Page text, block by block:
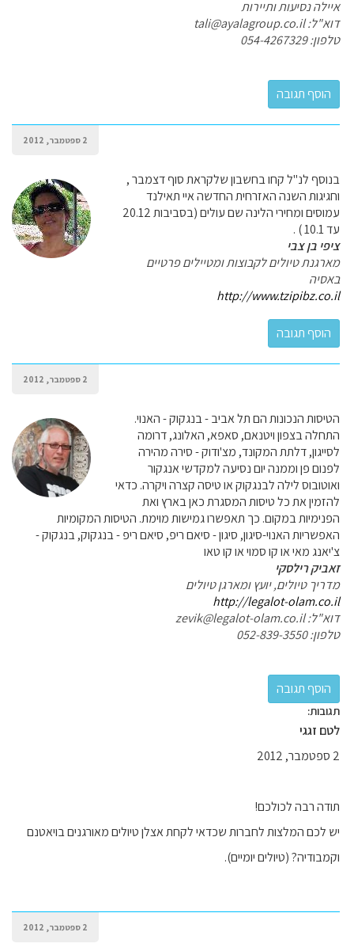
איילה נסיעות ותיירות
דוא"ל: tali@ayalagroup.co.il
טלפון: 054-4267329
2 ספטמבר, 2012
בנוסף לנ"ל קחו בחשבון שלקראת סוף דצמבר ,
וחגיגות השנה האזרחית החדשה איי תאילנד
עמוסים ומחירי הלינה שם עולים (בסביבות 20.12
עד 10.1 ) .
ציפי בן צבי
מארגנת טיולים לקבוצות ומטיילים פרטיים
באסיה
http://www.tzipibz.co.il
2 ספטמבר, 2012
הטיסות הנכונות הם תל אביב - בנגקוק - האנוי.
התחלה בצפון ויטנאם, סאפא, האלונג, דרומה
לסייגון, דלתת המקונד, מצ'ודוק - סירה מהירה
לפנום פן וממנה יום נסיעה למקדשי אנגקור
ואוטובוס לילה לבנגקוק או טיסה קצרה ויקרה. כדאי
להזמין את כל טיסות המסגרת כאן בארץ ואת
הפנימיות במקום. כך תאפשרו גמישות מוימת. הטיסות המקומיות
האפשריות האנוי-סיגון, סיגון - סיאם ריפ, סיאם ריפ - בנגקוק, בנגקוק -
צ'יאנג מאי או קו סמוי או קו טאו
זאביק רילסקי
מדריך טיולים, יועץ ומארגן טיולים
http://legalot-olam.co.il
דוא"ל: zevik@legalot-olam.co.il
טלפון: 052-839-3550
תגובות:
לטם זגגי
2 ספטמבר, 2012
תודה רבה לכולכם!
יש לכם המלצות לחברות שכדאי לקחת אצלן טיולים מאורגנים בויאטנם
וקמבודיה? (טיולים יומיים).
2 ספטמבר, 2012